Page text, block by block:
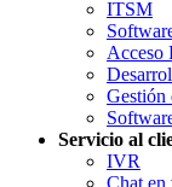
ITSM
Acceso
Gestión
Servicio al
IVR
Chat